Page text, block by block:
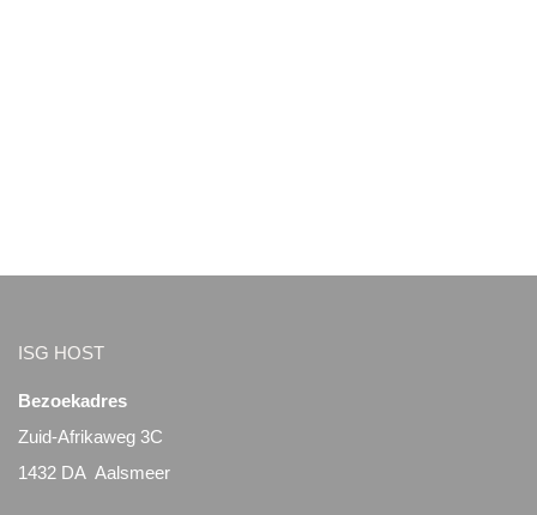
ISG HOST
Bezoekadres
Zuid-Afrikaweg 3C
1432 DA Aalsmeer